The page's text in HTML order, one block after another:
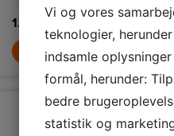
1.799,-
LÆG I KURV
1.695,-
Vi og vores
teknologier,
indsamle
formål, herunder:
bedre
statistik og